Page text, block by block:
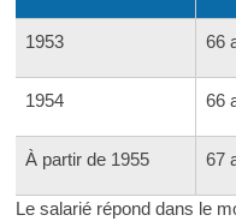
1953 66
1954 66
À partir de 1955 67
Le salarié répond dans le